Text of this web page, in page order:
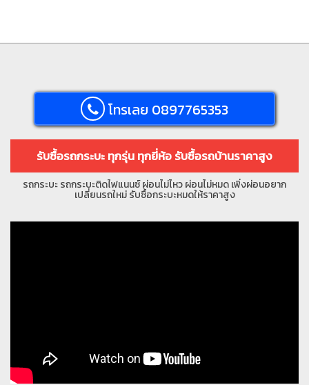
โทรเลย 0897765353
รับซื้อรถกระบะ ทุกรุ่น ทุกยี่ห้อ รับซื้อรถบ้านราคาสูง
รถกระบะ รถกระบะติดไฟแนนซ์ ผ่อนไม่ไหว ผ่อนไม่หมด เพิ่งผ่อนอยาก
เปลี่ยนรถใหม่ รับซื้อกระบะหมดให้ราคาสูง